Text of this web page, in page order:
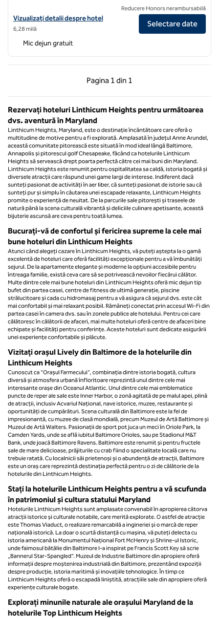
Vizualizați detaliile hotelului pentru Tru by Hilton Baltimore Harbor
Vizualizați detalii despre hotel
6,28 milă
Reducere Honors nerambursabilă
Selectare date
Mic dejun gratuit
Pagina 1 din 1
Pagina anterioară, 1 din 1
Pagina 1 din 1
Rezervați hoteluri Linthicum Heights pentru următoarea
dvs. aventură în Maryland
Linthicum Heights, Maryland, este o destinație încântătoare care oferă o
multitudine de motive pentru a fi explorată. Amplasată în județul Anne Arundel,
această comunitate pitorească este situată în mod ideal lângă Baltimore,
Annapolis și pitorescul golf Chesapeake, făcând ca hotelurile Linthicum
Heights să servească drept poarta perfectă către cei mai buni din Maryland.
Linthicum Heights este renumit pentru ospitalitatea sa caldă, istoria bogată și
diversele atracții care răspund unei game largi de interese. Indiferent dacă
sunteți pasionat de activități în aer liber, că sunteți pasionat de istorie sau că
sunteți pur și simplu în căutarea unei escapade relaxante, Linthicum Heights
promite o experiență de neuitat. De la parcurile sale pitorești și traseele de
natură până la scena culturală vibrantă și deliciile culinare apetisante, această
bijuterie ascunsă are ceva pentru toată lumea.
Bucurați-vă de confortul și fericirea supreme la cele mai
bune hoteluri din Linthicum Heights
Atunci când alegeți cazare în Linthicum Heights, vă puteți aștepta la o gamă
excelentă de hoteluri care oferă facilități excepționale pentru a vă îmbunătăți
sejurul. De la apartamente elegante și moderne la opțiuni accesibile pentru
întreaga familie, există ceva care să se potrivească nevoilor fiecărui călător.
Multe dintre cele mai bune hoteluri din Linthicum Heights oferă mic dejun tip
bufet din partea casei, centre de fitness de ultimă generație, piscine
strălucitoare și cada cu hidromasaj pentru a vă asigura că sejurul dvs. este cât
mai confortabil și mai relaxant posibil. Rămâneți conectat prin accesul Wi-Fi din
partea casei în camera dvs. sau în zonele publice ale hotelului. Pentru cei care
călătoresc în călătorii de afaceri, mai multe hoteluri oferă centre de afaceri bine
echipate și facilități pentru conferințe. Aceste hoteluri sunt dedicate asigurării
unei experiențe confortabile și plăcute.
Vizitați orașul Lively din Baltimore de la hotelurile din
Linthicum Heights
Cunoscut ca "Orașul Farmecului", combinația dintre istoria bogată, cultura
diversă și atmosfera urbană înfloritoare reprezintă unul dintre cele mai
interesante orașe din Oceanul Atlantic. Unul dintre cele mai emblematice
puncte de reper ale sale este Inner Harbor, o zonă agitată de pe malul apei, plină
de atracții, inclusiv Acvariul Național, nave istorice, muzee, restaurante și
oportunități de cumpărături. Scena culturală din Baltimore este la fel de
impresionantă, cu muzee de clasă mondială, precum Muzeul de Artă Baltimore și
Muzeul de Artă Walters. Pasionații de sport pot juca un meci în Oriole Park, la
Camden Yards, unde se află iubitul Baltimore Orioles, sau pe Stadionul M&T
Bank, unde joacă Baltimore Ravens. Baltimore este renumit și pentru fructele
sale de mare delicioase, prăjiturile cu crab fiind o specialitate locală care nu
trebuie ratată. Cu localnicii săi prietenoși și o abundență de atracții, Baltimore
este un oraș care reprezintă destinația perfectă pentru o zi de călătorie de la
hotelurile din Linthicum Heights.
Stați la hotelurile Linthicum Heights pentru a vă scufunda
în patrimoniul și cultura statului Maryland
Hotelurile Linthicum Heights sunt amplasate convenabil în apropierea câtorva
atracții istorice și culturale notabile, care merită explorate. O astfel de atracție
este Thomas Viaduct, o realizare remarcabilă a ingineriei și o marcă de reper
națională istorică. La doar o scurtă distanță cu mașina, vă puteți delecta cu
istoria americană la Monumentul Național Fort McHenry și Shrine-ul Istoric,
unde faimosul bătălie din Baltimore l-a inspirat pe Francis Scott Key să scrie
„Bannerul Star-Spangled”. Muzeul de Industrie Baltimore din apropiere oferă
informații despre moștenirea industrială din Baltimore, prezentând expoziții
despre producție, istoria maritimă și inovațiile tehnologice. În timp ce
Linthicum Heights oferă o escapadă liniștită, atracțiile sale din apropiere oferă
experiențe culturale bogate.
Explorați minunile naturale ale orașului Maryland de la
hotelurile Top Linthicum Heights